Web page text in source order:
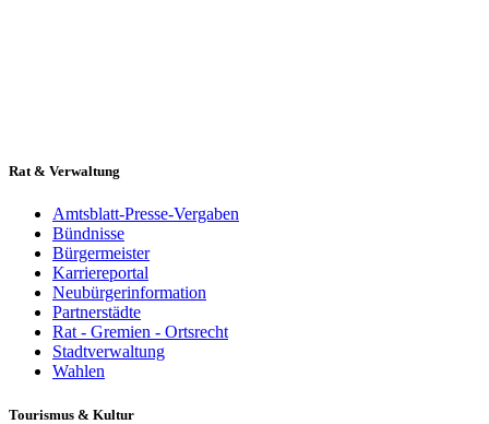
Rat & Verwaltung
Amtsblatt-Presse-Vergaben
Bündnisse
Bürgermeister
Karriereportal
Neubürgerinformation
Partnerstädte
Rat - Gremien - Ortsrecht
Stadtverwaltung
Wahlen
Tourismus & Kultur